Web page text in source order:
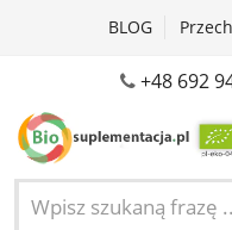
BLOG
+48 692